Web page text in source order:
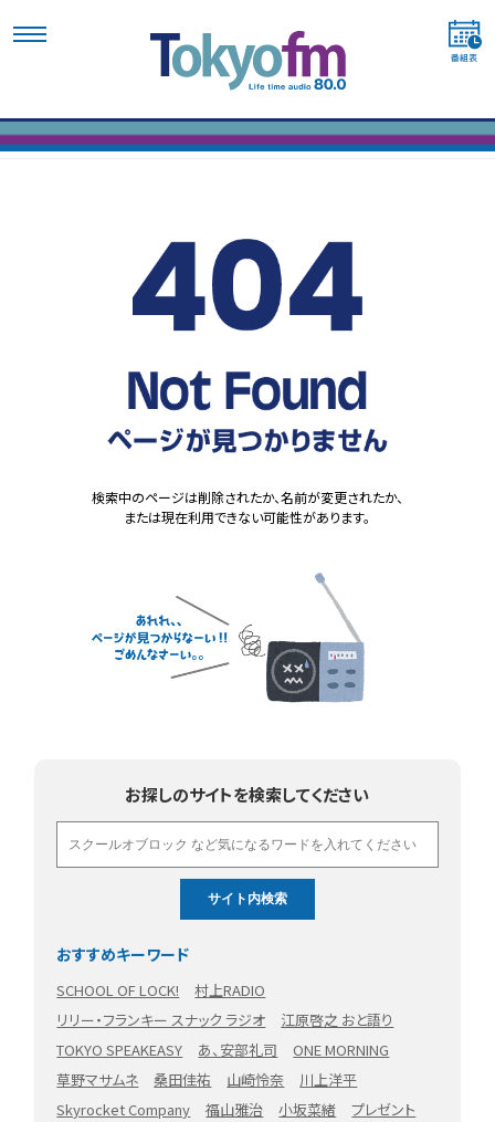
検索中のページは削除されたか、名前が変更されたか、
または現在利用できない可能性があります。
お探しのサイトを検索してください
おすすめキーワード
SCHOOL OF LOCK!
村上RADIO
リリー・フランキー スナック ラジオ
江原啓之 おと語り
TOKYO SPEAKEASY
あ、安部礼司
ONE MORNING
草野マサムネ
桑田佳祐 山崎怜奈
川上洋平
Skyrocket Company
福山雅治 小坂菜緒 プレゼント